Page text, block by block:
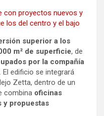
con proyectos nuevos y
los del centro y el bajo
superior a los
m² de superficie, de
por la compañía
. El edificio se integrará
Zetta, dentro de un
combina oficinas
y propuestas